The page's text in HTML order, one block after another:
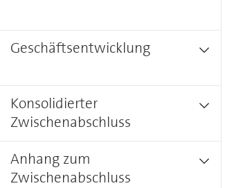
Geschäftsentwicklung
Konsolidierter
Zwischenabschluss
Anhang zum
Zwischenabschluss